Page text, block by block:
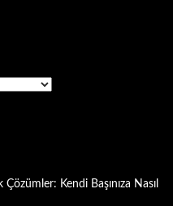
Kendi Başınıza Nasıl